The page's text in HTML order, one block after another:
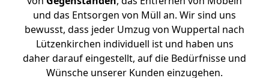
und das Entsorgen von Müll an. Wir sind uns
bewusst, dass jeder Umzug von Wuppertal nach
Lützenkirchen individuell ist und haben uns
daher darauf eingestellt, auf die Bedürfnisse und
Wünsche unserer Kunden einzugehen.